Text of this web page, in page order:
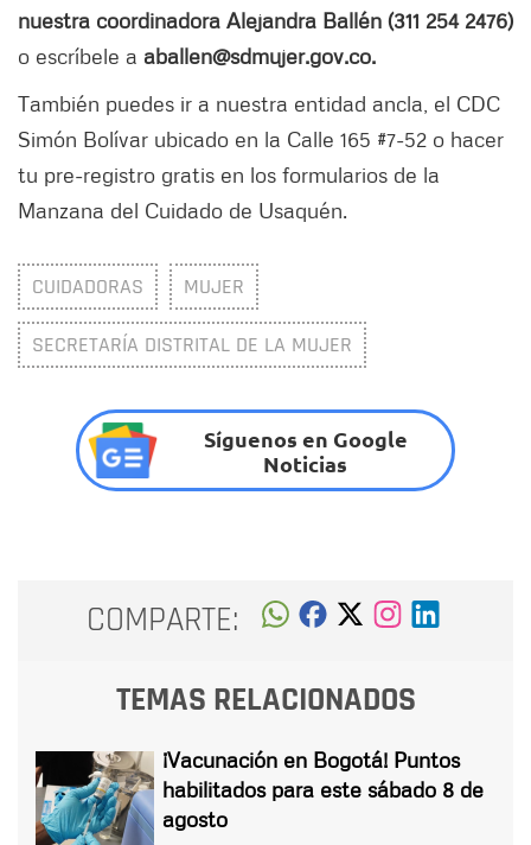
nuestra coordinadora Alejandra Ballén (311 254 2476)
o escríbele a aballen@sdmujer.gov.co.
También puedes ir a nuestra entidad ancla, el CDC
Simón Bolívar ubicado en la Calle 165 #7-52 o hacer
tu pre-registro gratis en los formularios de la
Manzana del Cuidado de Usaquén.
CUIDADORAS MUJER
SECRETARÍA DISTRITAL DE LA MUJER
Síguenos en Google
Noticias
COMPARTE:
TEMAS RELACIONADOS
¡Vacunación en Bogotá! Puntos
habilitados para este sábado 8 de
agosto